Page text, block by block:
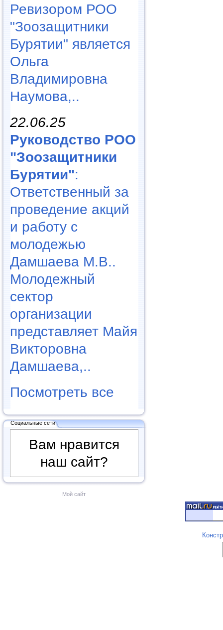
Ревизором РОО
"Зоозащитники
Бурятии" является
Ольга
Владимировна
Наумова,..
22.06.25
Руководство РОО
"Зоозащитники
Бурятии":
Ответственный за
проведение акций
и работу с
молодежью
Дамшаева М.В..
Молодежный
сектор
организации
представляет Майя
Викторовна
Дамшаева,..
Посмотреть все
Социальные сети
Вам нравится
наш сайт?
Мой сайт